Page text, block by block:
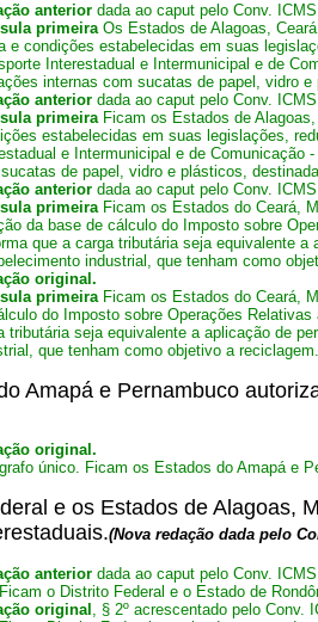
anterior dada ao caput pelo Conv. ICMS
primeira Os Estados de Alagoas,
e condições estabelecidas em suas
Interestadual e Intermunicipal e de
internas com sucatas de papel, vidro
anterior dada ao caput pelo Conv. ICMS
primeira Ficam os Estados de
estabelecidas em suas legislações,
e Intermunicipal e de
de papel, vidro e plásticos,
anterior dada ao caput pelo Conv. ICMS
primeiraFicam os Estados do Ceará,
da base de cálculo do Imposto sobre
que a carga tributária seja equivalente
industrial, que tenham como
original.
primeiraFicam os Estados do Ceará,
do Imposto sobre Operações
tributária seja equivalente a aplicação de
que tenham como objetivo a reciclagem.
Amapá e Pernambuco
original.
único. Ficam os Estados do Amapá e
e os Estados de Alagoas,
(Nova redação dada pelo
anterior dada ao caput pelo Conv. ICMS
o Distrito Federal e o Estado de
original , § 2º acrescentado pelo Conv.